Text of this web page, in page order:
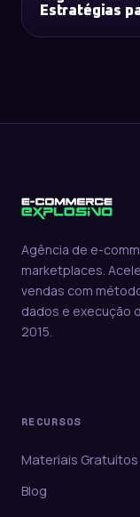
Estratégias
Agência de e-
marketplaces.
vendas com
dados e execução
2015.
RECURSOS
Materiais Gratuitos
Blog